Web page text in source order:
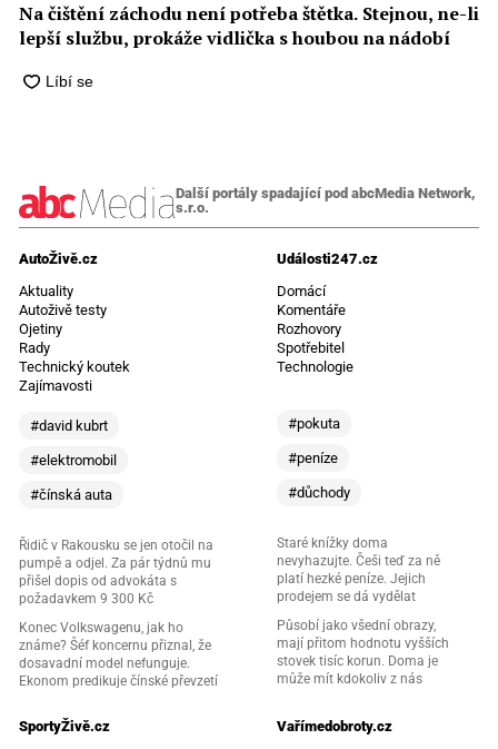
Na čištění záchodu není potřeba štětka. Stejnou, ne-li
lepší službu, prokáže vidlička s houbou na nádobí
Další portály spadající pod abcMedia Network,
s.r.o.
AutoŽivě.cz
Aktuality
Autoživě testy
Ojetiny
Rady
Technický koutek
Zajímavosti
#david kubrt
#elektromobil
#čínská auta
Řidič v Rakousku se jen otočil na
pumpě a odjel. Za pár týdnů mu
přišel dopis od advokáta s
požadavkem 9 300 Kč
Konec Volkswagenu, jak ho
známe? Šéf koncernu přiznal, že
dosavadní model nefunguje.
Ekonom predikuje čínské převzetí
Události247.cz
Domácí
Komentáře
Rozhovory
Spotřebitel
Technologie
#pokuta
#peníze
#důchody
Staré knížky doma
nevyhazujte. Češi teď za ně
platí hezké peníze. Jejich
prodejem se dá vydělat
Působí jako všední obrazy,
mají přitom hodnotu vyšších
stovek tisíc korun. Doma je
může mít kdokoliv z nás
SportyŽivě.cz
Vařímedobroty.cz